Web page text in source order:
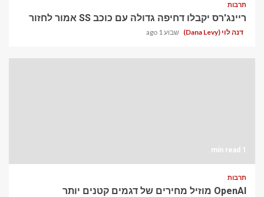
תרבות
ריינג'רס יקבלו דחיפה גדולה עם כוכב SS אמור לחזור
דנה לוי (Dana Levy) שבוע 1 ago
1 min read
תרבות
OpenAI מוזיל מחירים של דגמים קטנים יותר